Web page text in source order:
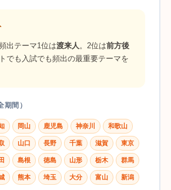
出テーマ1位は渡来人 。2位は前方後
でも入試でも頻出の最重要テーマを
間）
岡山 鹿児島 神奈川 和歌山
山口 長野 千葉 滋賀 東京
島根 徳島 山形 栃木 群馬
熊本 埼玉 大分 富山 新潟